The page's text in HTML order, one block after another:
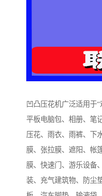
凹凸压花机广泛适用于“
平板电脑包、相册、笔
压花、雨衣、雨裤、下
膜、张拉膜、遮阳、帐
膜、快速门、游乐设备
装、充气建筑物、防尘